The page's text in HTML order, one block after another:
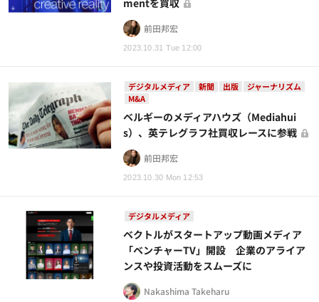
2023.10.31 Tue 12:00
mentを買収
前田邦宏
デジタルメディア 新聞 出版
ジャーナリズム
M&A
2023.10.30 Mon 12:53
ベルギーのメディアハウズ（Mediahui
s）、英テレグラフ社買収レースに参戦
前田邦宏
デジタルメディア
ベクトルがスタートアップ動画メディア
「ベンチャーTV」開設 企業のアライア
ンスや投資活動をスムーズに
Nakashima Takeharu